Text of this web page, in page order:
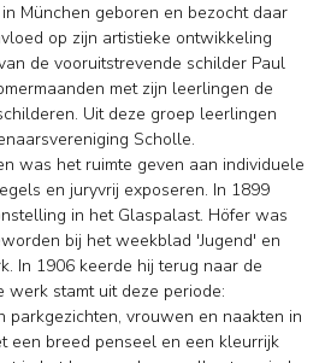
München geboren en bezocht daar
op zijn artistieke ontwikkeling
de vooruitstrevende schilder Paul
met zijn leerlingen de
Uit deze groep leerlingen
Scholle.
was het ruimte geven aan individuele
en juryvrij exposeren. In 1899
in het Glaspalast. Höfer was
bij het weekblad 'Jugend' en
In 1906 keerde hij terug naar de
werk stamt uit deze periode:
parkgezichten, vrouwen en naakten in
een breed penseel en een kleurrijk